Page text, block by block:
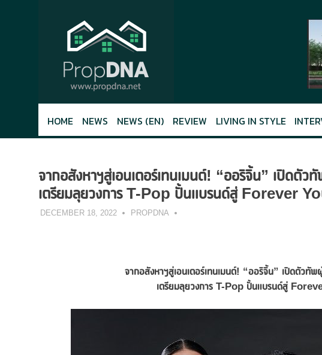
HOME NEWS NEWS (EN) REVIEW LIVING IN STYLE
จากอสังหาฯสู่เอนเตอร์เทนเมนต์! “ออริจิ้น” เปิด
เตรียมลุยวงการ T-Pop ปั้นแบรนด์สู่ Forever
DECEMBER 18, 2022 PROPDNA
จากอสังหาฯสู่เอนเตอร์เทนเมนต์! “ออริจิ้น” เปิดตัวทั
เตรียมลุยวงการT-Pop ปั้นแบรนด์สู่